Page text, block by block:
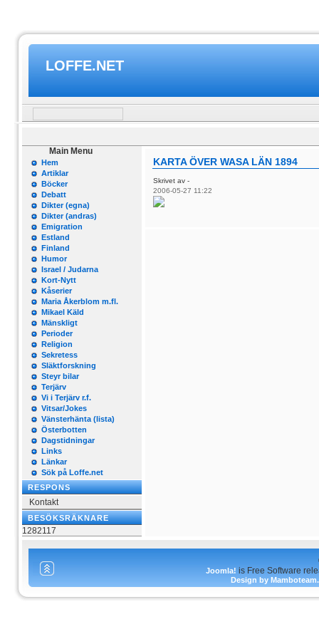
LOFFE.NET
Main Menu
Hem
Artiklar
Böcker
Debatt
Dikter (egna)
Dikter (andras)
Emigration
Estland
Finland
Humor
Israel / Judarna
Kort-Nytt
Kåserier
Maria Åkerblom m.fl.
Mikael Käld
Mänskligt
Perioder
Religion
Sekretess
Släktforskning
Steyr bilar
Terjärv
Vi i Terjärv r.f.
Vitsar/Jokes
Vänsterhänta (lista)
Österbotten
Dagstidningar
Links
Länkar
Sök på Loffe.net
RESPONS
Kontakt
BESÖKSRÄKNARE
1282117
KARTA ÖVER WASA LÄN 1894
Skrivet av -
2006-05-27 11:22
Joomla! is Free Software
Design by